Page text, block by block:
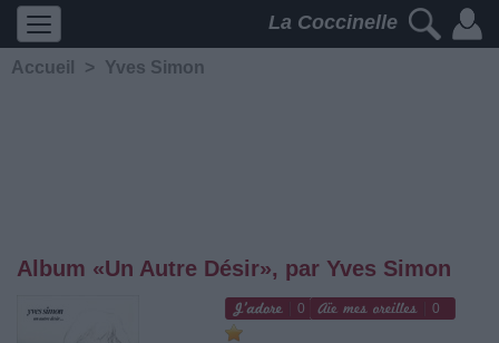
La Coccinelle
Accueil > Yves Simon
Album «Un Autre Désir», par Yves Simon
0 0